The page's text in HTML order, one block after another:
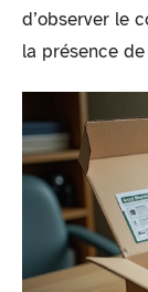
d’observer le
la présence